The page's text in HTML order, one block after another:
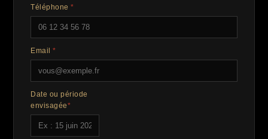
Téléphone *
Email *
Date ou période
envisagée*